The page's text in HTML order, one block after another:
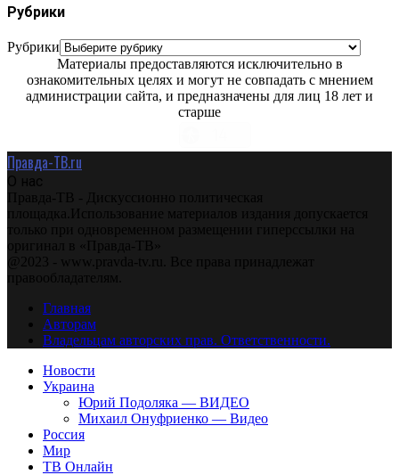
Рубрики
Рубрики
Материалы предоставляются исключительно в
ознакомительных целях и могут не совпадать с мнением
администрации сайта, и предназначены для лиц 18 лет и
старше
Правда-ТВ.ru
О нас
Правда-ТВ - Дискуссионно политическая
площадка.Использование материалов издания допускается
только при одновременном размещении гиперссылки на
оригинал в «Правда-ТВ»
@2023 - www.pravda-tv.ru. Все права принадлежат
правообладателям.
Главная
Авторам
Владельцам авторских прав. Ответственности.
Новости
Украина
Юрий Подоляка — ВИДЕО
Михаил Онуфриенко — Видео
Россия
Мир
ТВ Онлайн